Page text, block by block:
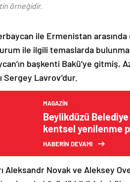
örneğidir.
ile Ermenistan
ile ilgili temaslarda
başkenti Bakü’ye gitmiş,
Sergey Lavrov’dur.
MAGAZIN
Beylikdüzü
kentsel yenilenme
HABERİN DEVAMI
Aleksandr Novak ve Aleksey